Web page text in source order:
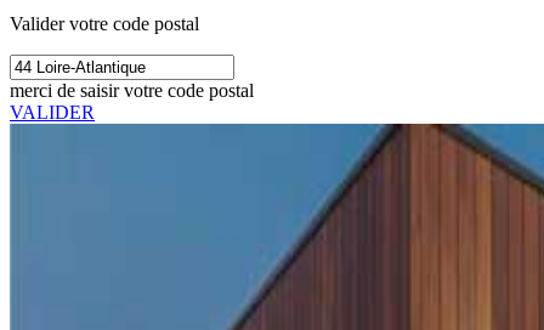
Valider votre code postal
merci de saisir votre code postal
VALIDER